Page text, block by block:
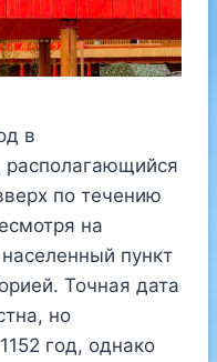
в
располагающийся
по течению
на
пункт
Точная дата
но
год, однако